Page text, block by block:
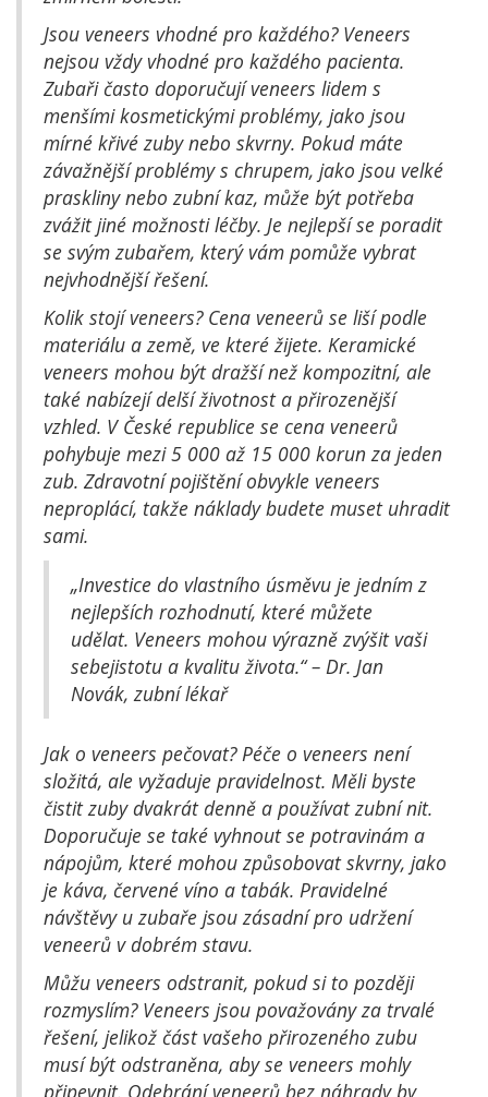
Jsou veneers vhodné pro každého? Veneers
nejsou vždy vhodné pro každého pacienta.
Zubaři často doporučují veneers lidem s
menšími kosmetickými problémy, jako jsou
mírné křivé zuby nebo skvrny. Pokud máte
závažnější problémy s chrupem, jako jsou velké
praskliny nebo zubní kaz, může být potřeba
zvážit jiné možnosti léčby. Je nejlepší se poradit
se svým zubařem, který vám pomůže vybrat
nejvhodnější řešení.
Kolik stojí veneers? Cena veneerů se liší podle
materiálu a země, ve které žijete. Keramické
veneers mohou být dražší než kompozitní, ale
také nabízejí delší životnost a přirozenější
vzhled. V České republice se cena veneerů
pohybuje mezi 5 000 až 15 000 korun za jeden
zub. Zdravotní pojištění obvykle veneers
neproplácí, takže náklady budete muset uhradit
sami.
„Investice do vlastního úsměvu je jedním z
nejlepších rozhodnutí, které můžete
udělat. Veneers mohou výrazně zvýšit vaši
sebejistotu a kvalitu života.“ – Dr. Jan
Novák, zubní lékař
Jak o veneers pečovat? Péče o veneers není
složitá, ale vyžaduje pravidelnost. Měli byste
čistit zuby dvakrát denně a používat zubní nit.
Doporučuje se také vyhnout se potravinám a
nápojům, které mohou způsobovat skvrny, jako
je káva, červené víno a tabák. Pravidelné
návštěvy u zubaře jsou zásadní pro udržení
veneerů v dobrém stavu.
Můžu veneers odstranit, pokud si to později
rozmyslím? Veneers jsou považovány za trvalé
řešení, jelikož část vašeho přirozeného zubu
musí být odstraněna, aby se veneers mohly
připevnit. Odebrání veneerů bez náhrady by